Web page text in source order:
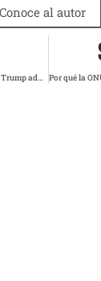
Conoce al autor
Israel bombardea Irán; Trump advierte a Teherán: “esto solo puede empeorar”